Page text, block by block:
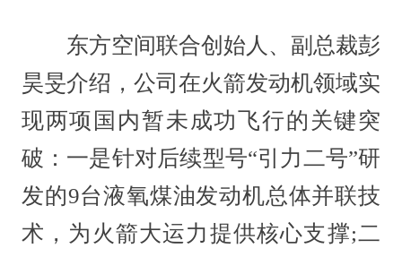
东方空间联合创始人、副总裁彭
昊旻介绍，公司在火箭发动机领域实
现两项国内暂未成功飞行的关键突
破：一是针对后续型号“引力二号”研
发的9台液氧煤油发动机总体并联技
术，为火箭大运力提供核心支撑;二